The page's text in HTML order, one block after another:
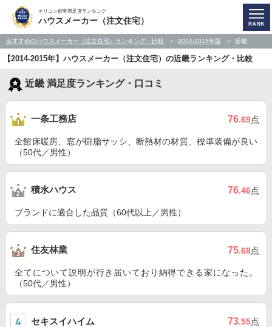
オリコン顧客満足度ランキング
ハウスメーカー（注文住宅）
おすすめのハウスメーカー（注文住宅）ランキング・比較 2014-2015年版 近畿
【2014-2015年】ハウスメーカー（注文住宅）の近畿ランキング・比較
近畿 満足度ランキング・口コミ
一条工務店 76.69点
全館床暖房、窓が樹脂サッシ、断熱材の材質、標準装備が良い
（50代／男性）
積水ハウス 76.46点
ブランドに適合した品質（60代以上／男性）
住友林業 75.68点
全てについて説明が行き届いており納得できる家になった。
（50代／男性）
セキスイハイム 73.55点